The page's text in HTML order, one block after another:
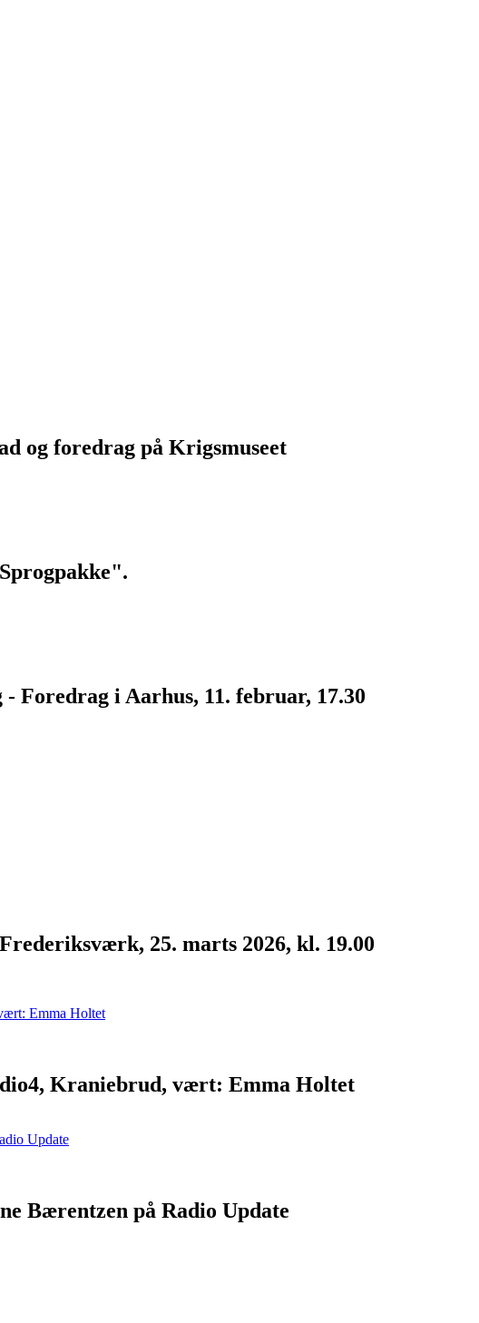
og foredrag på Krigsmuseet
Foredrag i Aarhus, 11. februar, 17.30
25. marts 2026, kl. 19.00
Kraniebrud, vært: Emma Holtet
Bærentzen på Radio Update